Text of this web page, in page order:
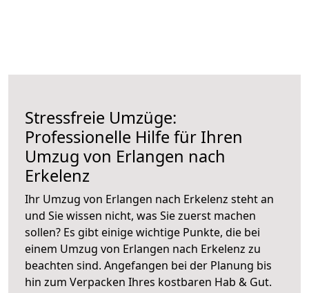
Stressfreie Umzüge:
Professionelle Hilfe für Ihren
Umzug von Erlangen nach
Erkelenz
Ihr Umzug von Erlangen nach Erkelenz steht an
und Sie wissen nicht, was Sie zuerst machen
sollen? Es gibt einige wichtige Punkte, die bei
einem Umzug von Erlangen nach Erkelenz zu
beachten sind. Angefangen bei der Planung bis
hin zum Verpacken Ihres kostbaren Hab & Gut.